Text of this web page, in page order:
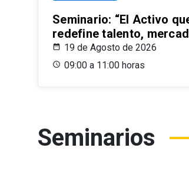
Seminario: “El Activo
redefine talento,
19 de Agosto de 2026
09:00 a 11:00 horas
Seminarios